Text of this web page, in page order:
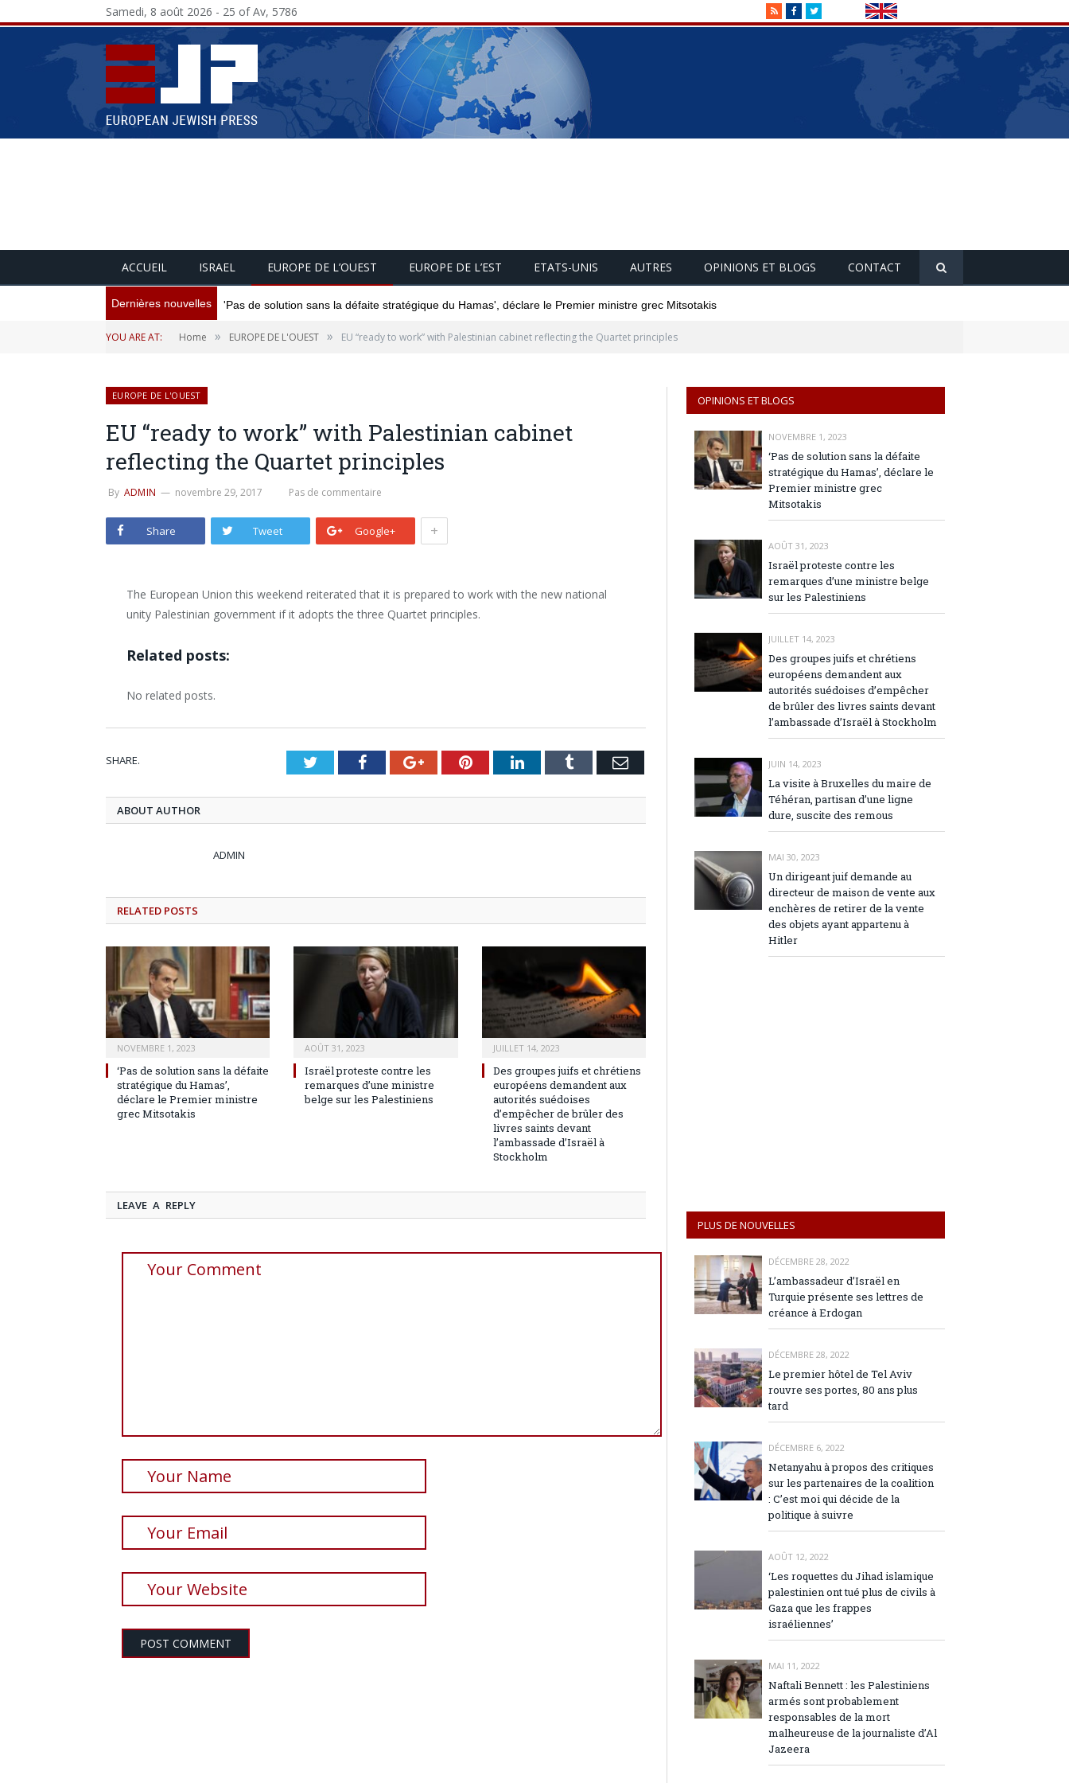
RSSFacebookTwitter
Samedi, 8 août 2026 - 25 of Av, 5786
ACCUEIL ISRAEL EUROPE DE L’OUEST EUROPE DE L’EST ETATS-UNIS AUTRES OPINIONS ET BLOGS CONTACT
Dernières nouvelles 'Pas de solution sans la défaite stratégique du Hamas', déclare le Premier ministre grec Mitsotakis
YOU ARE AT: Home » EUROPE DE L'OUEST » EU “ready to work” with Palestinian cabinet reflecting the Quartet principles
EUROPE DE L'OUEST
EU “ready to work” with Palestinian cabinet
reflecting the Quartet principles
By ADMIN novembre 29, 2017 Pas de commentaire
Share Tweet Google+ +
The European Union this weekend reiterated that it is prepared to work with the new national
unity Palestinian government if it adopts the three Quartet principles.
Related posts:
No related posts.
SHARE. TwitterFacebookGoogle+PinterestLinkedInTumblr Email
ABOUT AUTHOR
ADMIN
RELATED POSTS
NOVEMBRE 1, 2023
‘Pas de solution sans la défaite
stratégique du Hamas’,
déclare le Premier ministre
grec Mitsotakis
AOÛT 31, 2023
Israël proteste contre les
remarques d’une ministre
belge sur les Palestiniens
JUILLET 14, 2023
Des groupes juifs et chrétiens
européens demandent aux
autorités suédoises
d’empêcher de brûler des
livres saints devant
l’ambassade d’Israël à
Stockholm
LEAVE A REPLY
OPINIONS ET BLOGS
NOVEMBRE 1, 2023
‘Pas de solution sans la défaite
stratégique du Hamas’, déclare le
Premier ministre grec
Mitsotakis
AOÛT 31, 2023
Israël proteste contre les
remarques d’une ministre belge
sur les Palestiniens
JUILLET 14, 2023
Des groupes juifs et chrétiens
européens demandent aux
autorités suédoises d’empêcher
de brûler des livres saints devant
l’ambassade d’Israël à Stockholm
JUIN 14, 2023
La visite à Bruxelles du maire de
Téhéran, partisan d’une ligne
dure, suscite des remous
MAI 30, 2023
Un dirigeant juif demande au
directeur de maison de vente aux
enchères de retirer de la vente
des objets ayant appartenu à
Hitler
PLUS DE NOUVELLES
DÉCEMBRE 28, 2022
L’ambassadeur d’Israël en
Turquie présente ses lettres de
créance à Erdogan
DÉCEMBRE 28, 2022
Le premier hôtel de Tel Aviv
rouvre ses portes, 80 ans plus
tard
DÉCEMBRE 6, 2022
Netanyahu à propos des critiques
sur les partenaires de la coalition
: C’est moi qui décide de la
politique à suivre
AOÛT 12, 2022
‘Les roquettes du Jihad islamique
palestinien ont tué plus de civils à
Gaza que les frappes
israéliennes’
MAI 11, 2022
Naftali Bennett : les Palestiniens
armés sont probablement
responsables de la mort
malheureuse de la journaliste d’Al
Jazeera